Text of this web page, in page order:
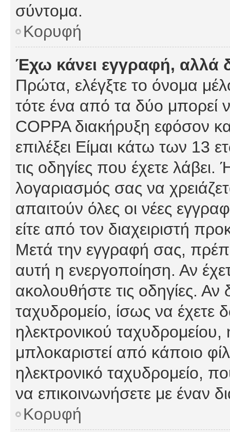
σύντομα.
Κορυφή
Έχω κάνει εγγραφή,
Πρώτα, ελέγξτε το όνομα
τότε ένα από τα δύο μπορεί
COPPA διακήρυξη εφόσον
επιλέξει Είμαι κάτω των 13
τις οδηγίες που έχετε λάβει.
λογαριασμός σας να
απαιτούν όλες οι νέες
είτε από τον διαχειριστή
Μετά την εγγραφή σας,
αυτή η ενεργοποίηση. Αν
ακολουθήστε τις οδηγίες. Αν
ταχυδρομείο, ίσως να έχετε
ηλεκτρονικού ταχυδρομείου,
μπλοκαριστεί από κάποιο
ηλεκτρονικό ταχυδρομείο,
να επικοινωνήσετε με έναν
Κορυφή